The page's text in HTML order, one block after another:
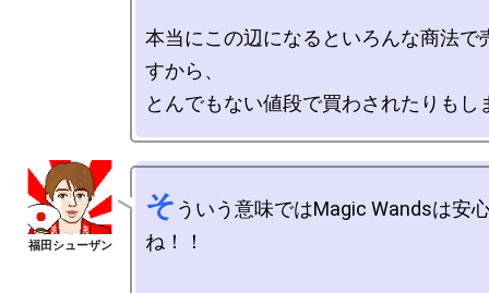
本当にこの辺になるといろんな商法で
すから、
そ ういう意味ではMagic Wandsは安
ね！！